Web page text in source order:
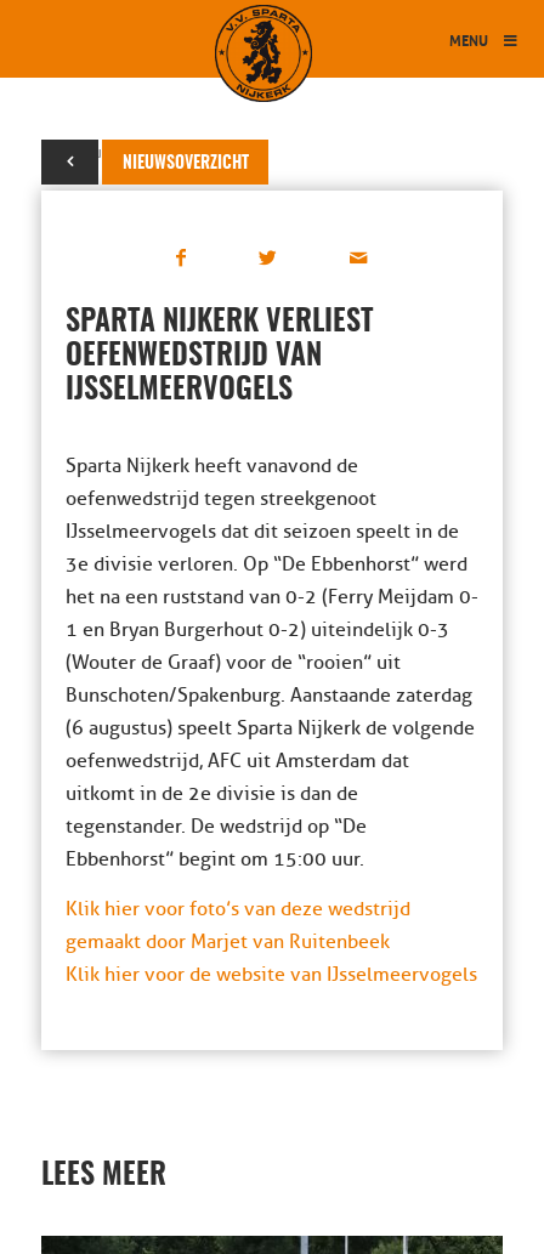
MENU
NIEUWSOVERZICHT
02 augustus 2016
SPARTA NIJKERK VERLIEST
OEFENWEDSTRIJD VAN
IJSSELMEERVOGELS
Sparta Nijkerk heeft vanavond de
oefenwedstrijd tegen streekgenoot
IJsselmeervogels dat dit seizoen speelt in de
3e divisie verloren. Op “De Ebbenhorst” werd
het na een ruststand van 0-2 (Ferry Meijdam 0-
1 en Bryan Burgerhout 0-2) uiteindelijk 0-3
(Wouter de Graaf) voor de “rooien” uit
Bunschoten/Spakenburg. Aanstaande zaterdag
(6 augustus) speelt Sparta Nijkerk de volgende
oefenwedstrijd, AFC uit Amsterdam dat
uitkomt in de 2e divisie is dan de
tegenstander. De wedstrijd op “De
Ebbenhorst” begint om 15:00 uur.
Klik hier voor foto’s van deze wedstrijd
gemaakt door Marjet van Ruitenbeek
Klik hier voor de website van IJsselmeervogels
LEES MEER